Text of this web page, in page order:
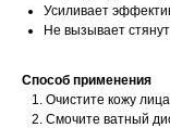
Усиливает
Не вызывает
Способ применения
Очистите кожу
Смочите ватный